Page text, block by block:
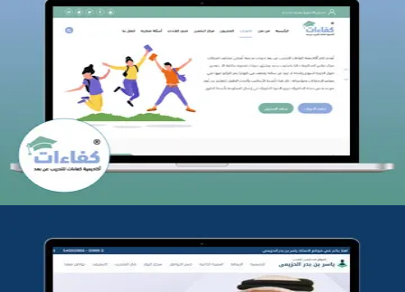
كفاءات للتدريب
التفاصيل